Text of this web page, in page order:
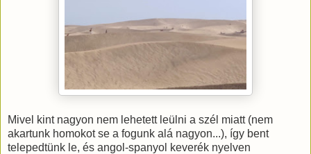
Mivel kint nagyon nem lehetett leülni a szél miatt (nem
akartunk homokot se a fogunk alá nagyon...), így bent
telepedtünk le, és angol-spanyol keverék nyelven